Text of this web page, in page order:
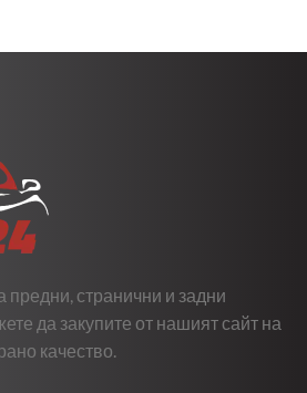
предни, странични и задни
да закупите от нашият сайт на
качество.